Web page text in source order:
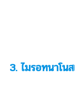
3. ไมรอทนาโน